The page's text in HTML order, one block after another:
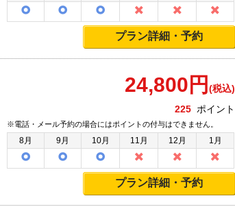
プラン詳細・予約
24,800 円 (税込)
225 ポイント
※電話・メール予約の場合にはポイントの付与はできません。
8月 9月 10月 11月 12月 1月
プラン詳細・予約